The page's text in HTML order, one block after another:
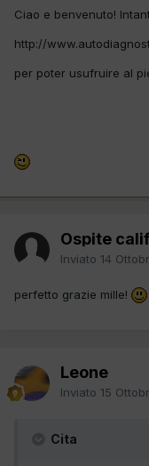
Ciao e benvenuto!
http://
per poter usufruire al
Ospite
Inviato 14
perfetto grazie mille!
Leone
Inviato 15
Cita